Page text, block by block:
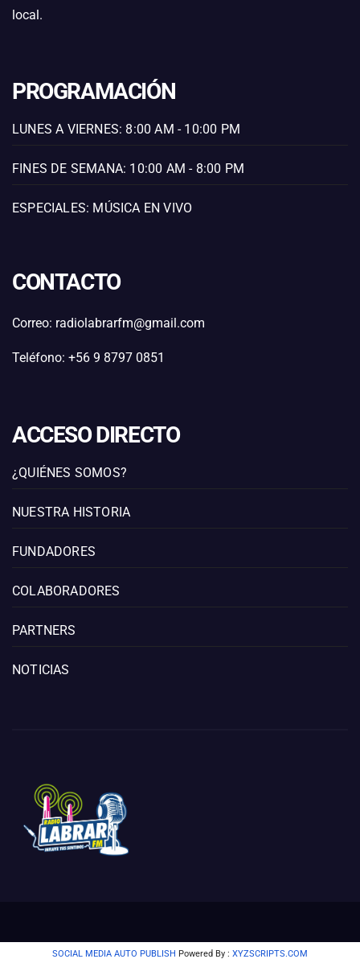
local.
PROGRAMACIÓN
LUNES A VIERNES: 8:00 AM - 10:00 PM
FINES DE SEMANA: 10:00 AM - 8:00 PM
ESPECIALES: MÚSICA EN VIVO
CONTACTO
Correo: radiolabrarfm@gmail.com
Teléfono: +56 9 8797 0851
ACCESO DIRECTO
¿QUIÉNES SOMOS?
NUESTRA HISTORIA
FUNDADORES
COLABORADORES
PARTNERS
NOTICIAS
SOCIAL MEDIA AUTO PUBLISH Powered By : XYZSCRIPTS.COM